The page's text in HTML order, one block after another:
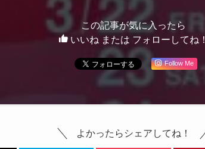
この記事が気に入ったら
いいね または フォローしてね！
Follow Me
よかったらシェアしてね！